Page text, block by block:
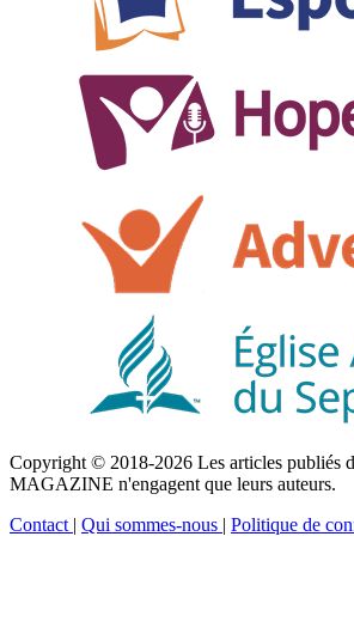
Copyright © 2018-2026 Les articles publiés
MAGAZINE n'engagent que leurs auteurs.
Contact | Qui sommes-nous | Politique de